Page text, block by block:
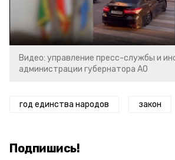
Video
Видео: управление пресс-службы и
администрации губернатора АО
год единства народов закон
Подпишись!